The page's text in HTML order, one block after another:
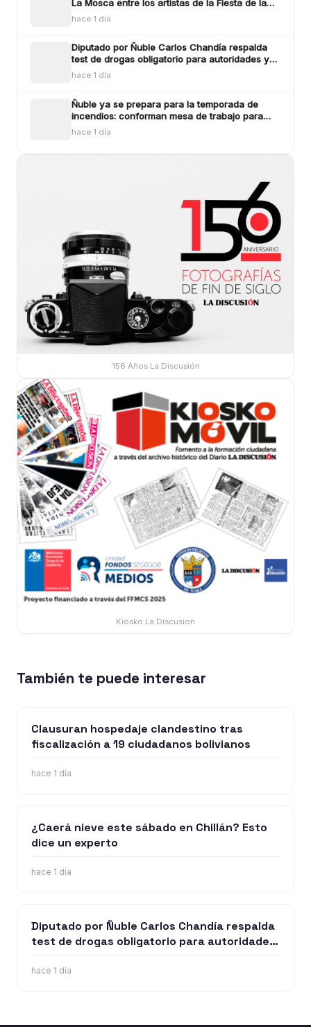
La Mosca entre los artistas de la Fiesta de la
Longaniza Chillán 2026
hace 1 día
Diputado por Ñuble Carlos Chandía respalda
test de drogas obligatorio para autoridades y
funcionarios públicos
hace 1 día
Ñuble ya se prepara para la temporada de
incendios: conforman mesa de trabajo para
enfrentar los siniestros
hace 1 día
156 Años La Discusión
Kiosko La Discusion
También te puede interesar
Clausuran hospedaje clandestino tras
fiscalización a 19 ciudadanos bolivianos
hace 1 día
¿Caerá nieve este sábado en Chillán? Esto
dice un experto
hace 1 día
Diputado por Ñuble Carlos Chandía respalda
test de drogas obligatorio para autoridades
hace 1 día